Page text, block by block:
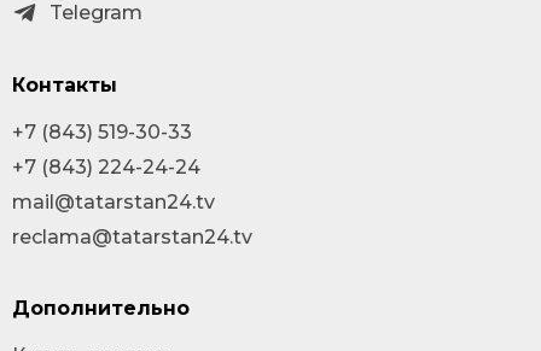
Telegram
Контакты
+7 (843) 519-30-33
+7 (843) 224-24-24
mail@tatarstan24.tv
reclama@tatarstan24.tv
Дополнительно